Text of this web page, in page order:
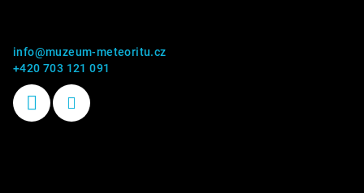
info@muzeum-meteoritu.cz
+420 703 121 091